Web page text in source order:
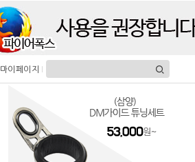
마이페이지